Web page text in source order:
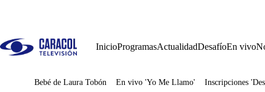
InicioProgramasActualidadDesafíoEn vivo
Juegos
Bebé de Laura Tobón En vivo 'Yo Me Llamo' Inscripciones